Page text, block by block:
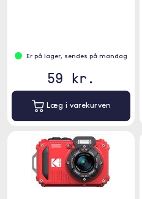
Er på lager, sendes på mandag
59 kr.
Læg i varekurven